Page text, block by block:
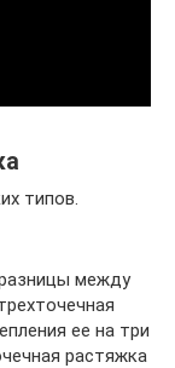
типов.
между
ее на три
растяжка